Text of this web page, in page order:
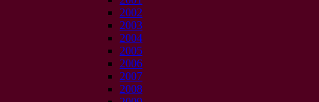
2002
2003
2004
2005
2006
2007
2008